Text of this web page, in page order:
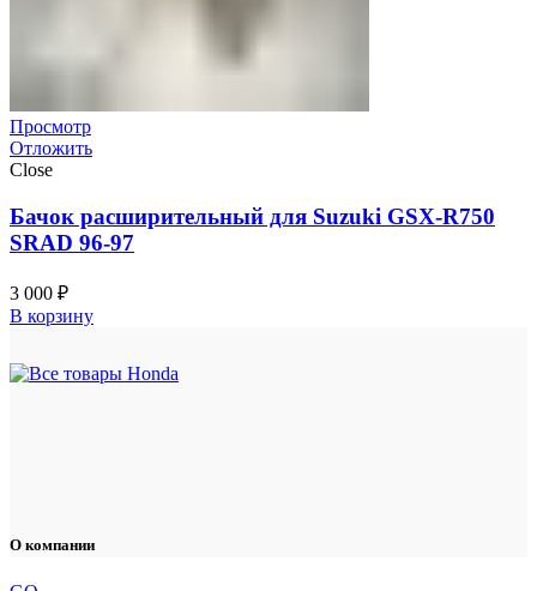
Просмотр
Отложить
Close
Бачок расширительный для Suzuki GSX-R750
SRAD 96-97
3 000 ₽
В корзину
О компании